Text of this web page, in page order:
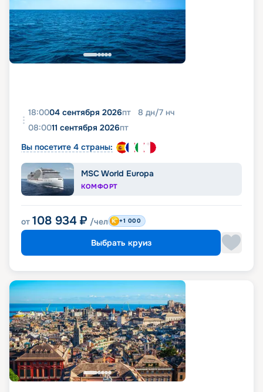
18:0004 сентября 2026пт 8 дн/7 нч
08:0011 сентября 2026пт
Вы посетите 4 страны:
MSC World Europa
КОМФОРТ
от 108 934 ₽ /чел +1 000
Выбрать круиз